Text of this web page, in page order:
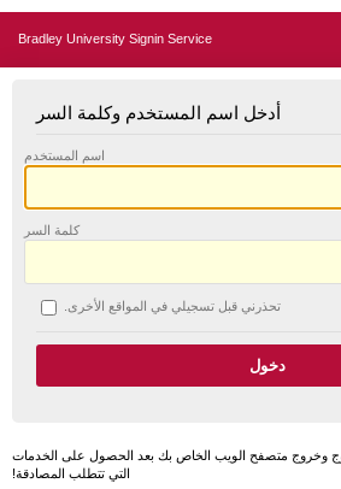
Bradley University Signin Service
أدخل اسم المستخدم وكلمة السر
اسم المستخدم
كلمة السر
تحذرني قبل تسجيلي في المواقع الأخرى.
وخروج متصفح الويب الخاص بك بعد الحصول على الخدمات
التي تتطلب المصادقة!